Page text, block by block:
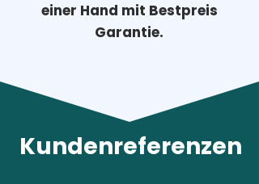
einer Hand mit Bestpreis
Garantie.
Kundenreferenzen